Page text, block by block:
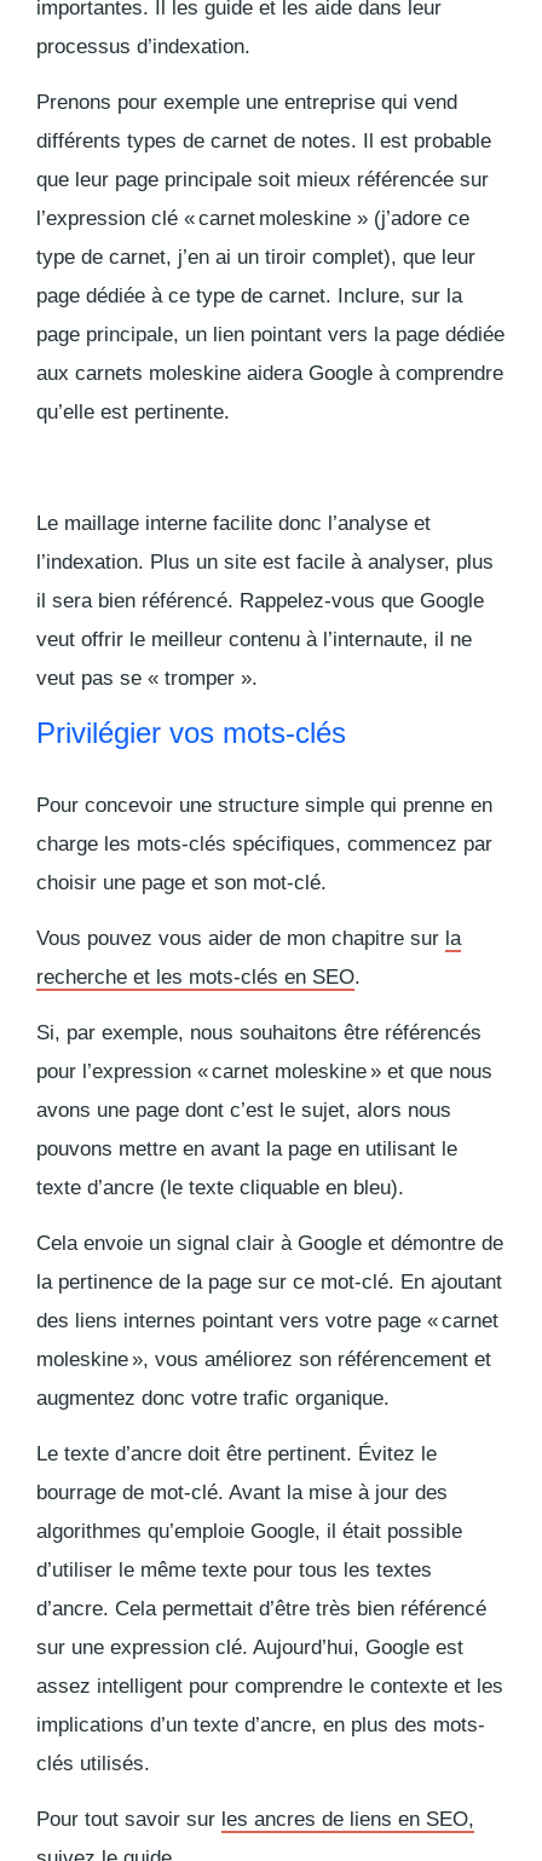
importantes. Il les guide et les aide dans leur
processus d’indexation.
Prenons pour exemple une entreprise qui vend
différents types de carnet de notes. Il est probable
que leur page principale soit mieux référencée sur
l’expression clé « carnet moleskine » (j’adore ce
type de carnet, j’en ai un tiroir complet), que leur
page dédiée à ce type de carnet. Inclure, sur la
page principale, un lien pointant vers la page dédiée
aux carnets moleskine aidera Google à comprendre
qu’elle est pertinente.
Le maillage interne facilite donc l’analyse et
l’indexation. Plus un site est facile à analyser, plus
il sera bien référencé. Rappelez-vous que Google
veut offrir le meilleur contenu à l’internaute, il ne
veut pas se « tromper ».
Privilégier vos mots-clés
Pour concevoir une structure simple qui prenne en
charge les mots-clés spécifiques, commencez par
choisir une page et son mot-clé.
Vous pouvez vous aider de mon chapitre sur la
recherche et les mots-clés en SEO.
Si, par exemple, nous souhaitons être référencés
pour l’expression « carnet moleskine » et que nous
avons une page dont c’est le sujet, alors nous
pouvons mettre en avant la page en utilisant le
texte d’ancre (le texte cliquable en bleu).
Cela envoie un signal clair à Google et démontre de
la pertinence de la page sur ce mot-clé. En ajoutant
des liens internes pointant vers votre page « carnet
moleskine », vous améliorez son référencement et
augmentez donc votre trafic organique.
Le texte d’ancre doit être pertinent. Évitez le
bourrage de mot-clé. Avant la mise à jour des
algorithmes qu’emploie Google, il était possible
d’utiliser le même texte pour tous les textes
d’ancre. Cela permettait d’être très bien référencé
sur une expression clé. Aujourd’hui, Google est
assez intelligent pour comprendre le contexte et les
implications d’un texte d’ancre, en plus des mots-
clés utilisés.
Pour tout savoir sur les ancres de liens en SEO,